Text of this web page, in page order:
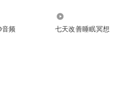
音频 七天改善睡眠冥想